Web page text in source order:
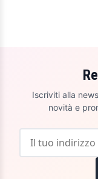
Iscriviti alla
novità e